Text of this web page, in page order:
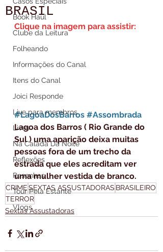
Book Haul
Clube da Leitura
Folheando
Informações do Canal
Itens do Canal
Joici Responde
Live para membros
Lives
Na Calada Da Noite
Reflexões
Resenhas
Tour Pela Estante
Vlogs
BRASIL
Clique na imagem para assistir:
#LagoaDosBarros #Assombrada
Lagoa dos Barros ( Rio Grande do
Sul ) uma aparição deixa muitas
pessoas fora de um trecho da
estrada que eles acreditam ver
uma mulher vestida de branco.
CRIMESEXTAS ASSUSTADORAS BRASILEIRO
TERROR
Sextas Assustadoras